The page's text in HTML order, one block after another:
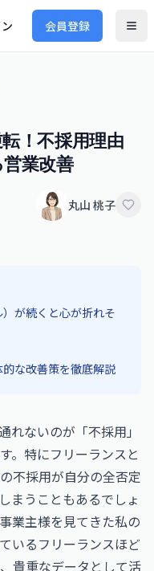
会員登録
！不採用理由
業改善
丸山 桃子
が続くと心が折れそ
な改善策を徹底解説
れないのが「不採用」
。特にフリーランスと
不採用が自分の全否定
まうこともあるでしょ
業主様を見てきた私の
いるフリーランスほど
貴重なデータとして活